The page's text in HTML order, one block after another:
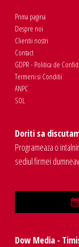
Prima pagina
Despre noi
Clientii nostri
Contact
GDPR - Politica de
Termeni si Conditii
ANPC
SOL
Doriti sa
Programeaza o
sediul firmei
Dow Media -